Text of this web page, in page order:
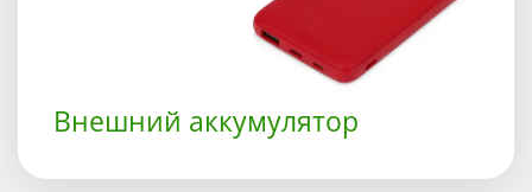
Внешний аккумулятор